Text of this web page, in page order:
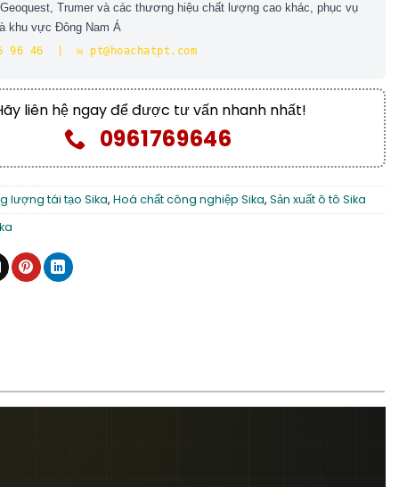
Trumer và các thương hiệu chất lượng cao khác, phục vụ
khu vực Đông Nam Á
96 46 | ✉️ pt@hoachatpt.com
liên hệ ngay để được tư vấn nhanh nhất!
0961769646
lượng tái tạo Sika, Hoá chất công nghiệp Sika, Sản xuất ô tô Sika